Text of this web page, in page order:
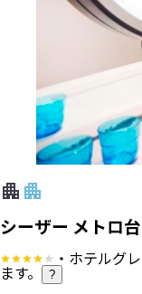
シーザー メトロ
・ホテルグ
ます。 ?